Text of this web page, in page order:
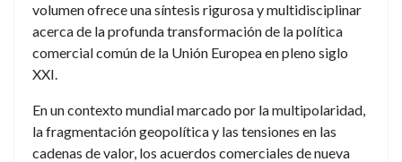
volumen ofrece una síntesis rigurosa y multidisciplinar
acerca de la profunda transformación de la política
comercial común de la Unión Europea en pleno siglo
XXI.
En un contexto mundial marcado por la multipolaridad,
la fragmentación geopolítica y las tensiones en las
cadenas de valor, los acuerdos comerciales de nueva